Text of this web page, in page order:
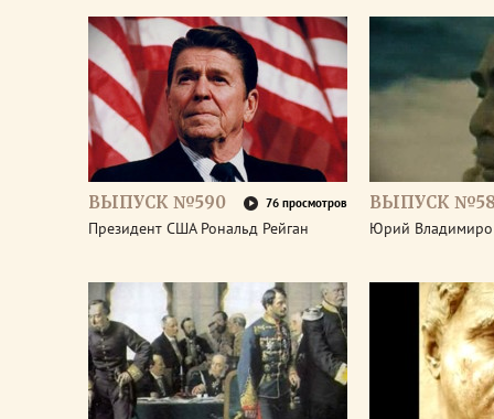
ВЫПУСК №590 76 просмотров
Президент США Рональд Рейган
ВЫПУСК
Юрий